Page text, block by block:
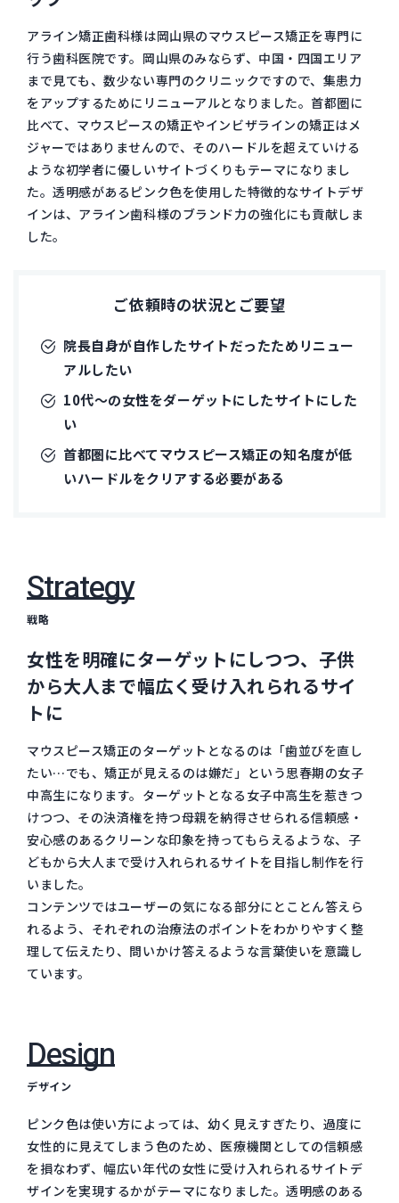
アライン矯正歯科様は岡山県のマウスピース矯正を専門に
行う歯科医院です。岡山県のみならず、中国・四国エリア
まで見ても、数少ない専門のクリニックですので、集患力
をアップするためにリニューアルとなりました。首都圏に
比べて、マウスピースの矯正やインビザラインの矯正はメ
ジャーではありませんので、そのハードルを超えていける
ような初学者に優しいサイトづくりもテーマになりまし
た。透明感があるピンク色を使用した特徴的なサイトデザ
インは、アライン歯科様のブランド力の強化にも貢献しま
した。
ご依頼時の状況とご要望
院長自身が自作したサイトだったためリニュー
アルしたい
10代〜の女性をダーゲットにしたサイトにした
い
首都圏に比べてマウスピース矯正の知名度が低
いハードルをクリアする必要がある
Strategy
戦略
女性を明確にターゲットにしつつ、子供
から大人まで幅広く受け入れられるサイ
トに
マウスピース矯正のターゲットとなるのは「歯並びを直し
たい…でも、矯正が見えるのは嫌だ」という思春期の女子
中高生になります。ターゲットとなる女子中高生を惹きつ
けつつ、その決済権を持つ母親を納得させられる信頼感・
安心感のあるクリーンな印象を持ってもらえるような、子
どもから大人まで受け入れられるサイトを目指し制作を行
いました。
コンテンツではユーザーの気になる部分にとことん答えら
れるよう、それぞれの治療法のポイントをわかりやすく整
理して伝えたり、問いかけ答えるような言葉使いを意識し
ています。
Design
デザイン
ピンク色は使い方によっては、幼く見えすぎたり、過度に
女性的に見えてしまう色のため、医療機関としての信頼感
を損なわず、幅広い年代の女性に受け入れられるサイトデ
ザインを実現するかがテーマになりました。透明感のある